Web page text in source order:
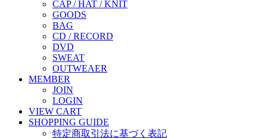
CAP / HAT / KNIT
GOODS
BAG
CD / RECORD
DVD
SWEAT
OUTWEAER
MEMBER
JOIN
LOGIN
VIEW CART
SHOPPING GUIDE
特定商取引法に基づく表記